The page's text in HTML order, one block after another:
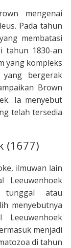
mengenai
Pada tahun
membatasi
tahun 1830-an
yang kompleks
bergerak
Brown
Ia menyebut
telah tersedia
(1677)
ilmuwan lain
Leeuwenhoek
tunggal atau
menyebutnya
menjadi
di tahun